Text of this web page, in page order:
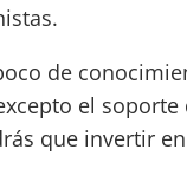
de
el soporte
que invertir